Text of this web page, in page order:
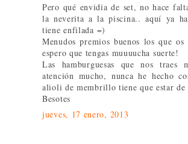
Pero qué envidia de set, no hace
la neverita a la piscina.. aquí ya
tiene enfilada =)
Menudos premios buenos los que
espero que tengas muuuucha suerte!
Las hamburguesas que nos traes
atención mucho, nunca he hecho
alioli de membrillo tiene que estar
Besotes
jueves, 17 enero, 2013